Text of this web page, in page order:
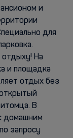
и
для
отдыху! На
и площадка
отдых без
В
домашним
запросу